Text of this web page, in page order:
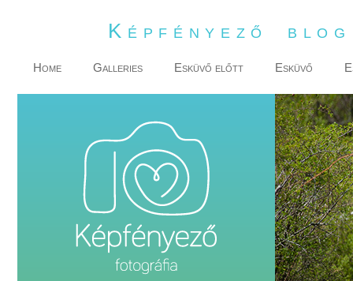
Képfényező
Home Galleries Esküvő előtt Esküvő